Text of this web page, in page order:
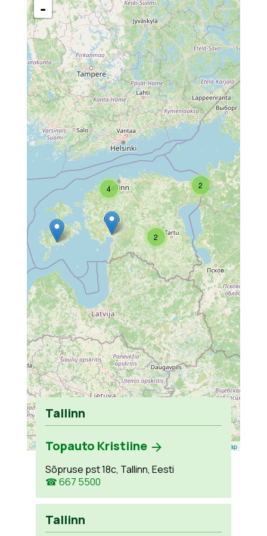
2
2
4
-
Leaflet OpenStreetMap
Tallinn
Topauto Kristiine
Sõpruse pst 18c, Tallinn, Eesti
☎ 667 5500
Tallinn